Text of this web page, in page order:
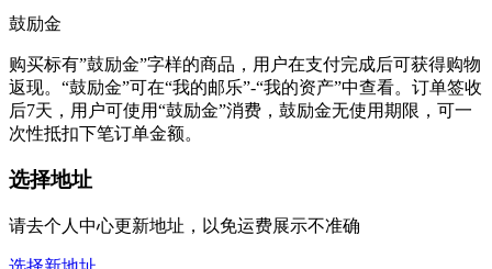
鼓励金
购买标有”鼓励金”字样的商品，用户在支付完成后可获得购物
返现。“鼓励金”可在“我的邮乐”-“我的资产”中查看。订单签收
后7天，用户可使用“鼓励金”消费，鼓励金无使用期限，可一
次性抵扣下笔订单金额。
选择地址
请去个人中心更新地址，以免运费展示不准确